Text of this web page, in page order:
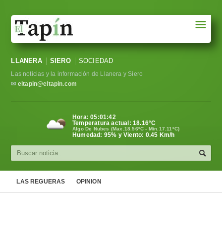
Sociedad
Política
Cultura
☰
LLANERA SIERO SOCIEDAD
Las noticias y la información de Llanera y Siero
✉ eltapin@eltapin.com
Hora:05:01:42
Temperatura actual: 18.16°C
Algo De Nubes (Max.18.56ºC - Min.17.11ºC)
Humedad: 95% y Viento: 0.45 Km/h
LAS REGUERAS OPINION